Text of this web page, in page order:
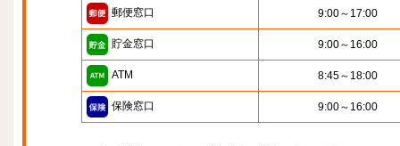
郵便窓口 9:00～17:00
貯金窓口 9:00～16:00
ATM 8:45～18:00
保険窓口 9:00～16:00